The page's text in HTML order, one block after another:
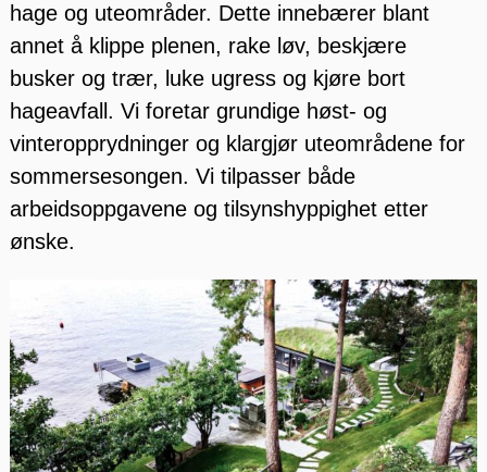
hage og uteområder. Dette innebærer blant
annet å klippe plenen, rake løv, beskjære
busker og trær, luke ugress og kjøre bort
hageavfall. Vi foretar grundige høst- og
vinteropprydninger og klargjør uteområdene for
sommersesongen. Vi tilpasser både
arbeidsoppgavene og tilsynshyppighet etter
ønske.